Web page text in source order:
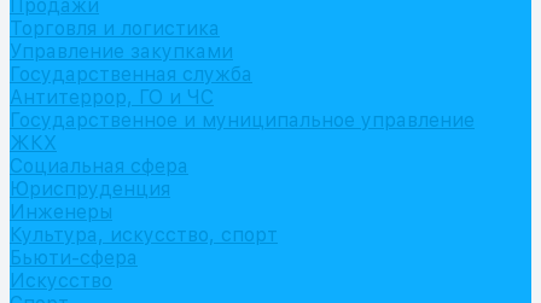
Продажи
Торговля и логистика
Управление закупками
Государственная служба
Антитеррор, ГО и ЧС
Государственное и муниципальное управление
ЖКХ
Социальная сфера
Юриспруденция
Инженеры
Культура, искусство, спорт
Бьюти-сфера
Искусство